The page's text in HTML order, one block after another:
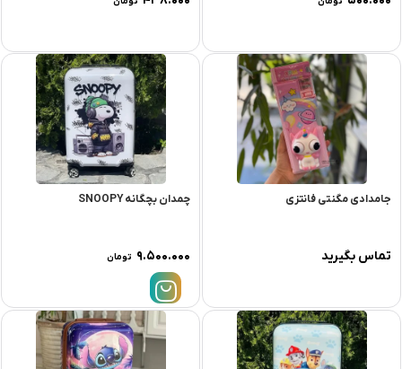
جامدادی مگنتی فانتزی
تماس بگیرید
چمدان بچگانه SNOOPY
۹.۵۰۰.۰۰۰ تومان